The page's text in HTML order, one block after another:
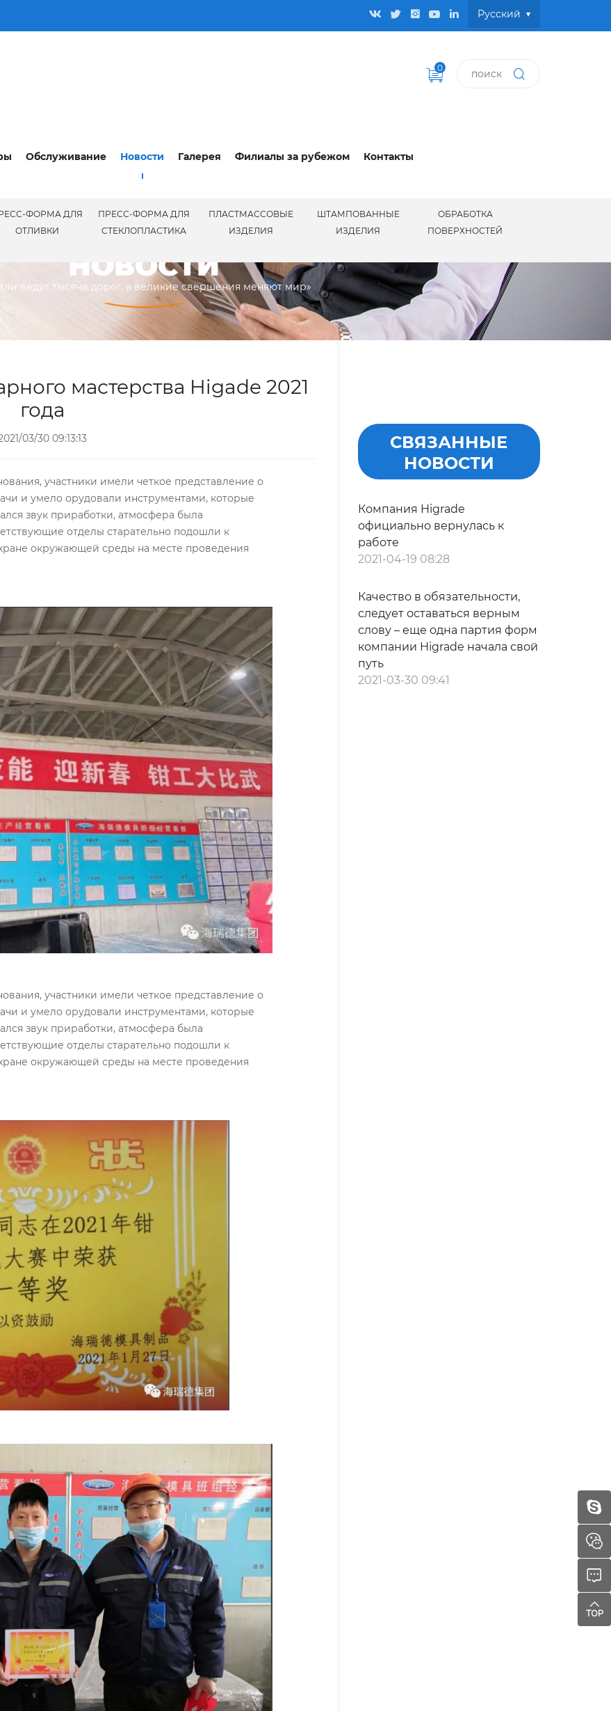
Pусский
0
Обслуживание Новости Галерея Филиалы за рубежом Контакты
ФОРМА ДЛЯ
ОТЛИВКИ
ПРЕСС-ФОРМА ДЛЯ
СТЕКЛОПЛАСТИКА
ПЛАСТМАССОВЫЕ
ИЗДЕЛИЯ
ШТАМПОВАННЫЕ
ИЗДЕЛИЯ
ОБРАБОТКА
ПОВЕРХНОСТЕЙ
НОВОСТИ
ведут тысячи дорог, а великие свершения меняют мир»
мастерства Higade 2021
года
03/30 09:13:13
участники имели четкое представление о
и умело орудовали инструментами, которые
звук приработки, атмосфера была
отделы старательно подошли к
окружающей среды на месте проведения
участники имели четкое представление о
и умело орудовали инструментами, которые
звук приработки, атмосфера была
отделы старательно подошли к
окружающей среды на месте проведения
СВЯЗАННЫЕ
НОВОСТИ
Компания Higrade
официально вернулась к
работе
2021-04-19 08:28
Качество в обязательности,
следует оставаться верным
слову – еще одна партия форм
компании Higrade начала свой
путь
2021-03-30 09:41